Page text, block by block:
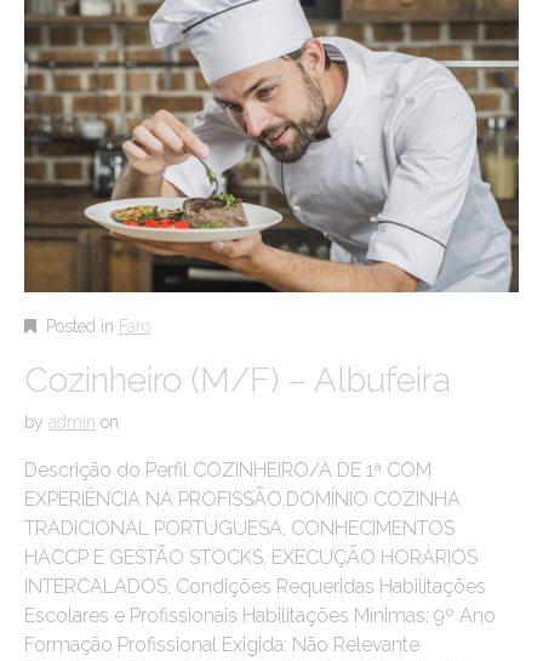
Posted in Faro
Cozinheiro (M/F) – Albufeira
by admin on
Descrição do Perfil COZINHEIRO/A DE 1ª COM
EXPERIÊNCIA NA PROFISSÃO.DOMÍNIO COZINHA
TRADICIONAL PORTUGUESA. CONHECIMENTOS
HACCP E GESTÃO STOCKS. EXECUÇÃO HORÁRIOS
INTERCALADOS. Condições Requeridas Habilitações
Escolares e Profissionais Habilitações Mínimas: 9º Ano
Formação Profissional Exigida: Não Relevante